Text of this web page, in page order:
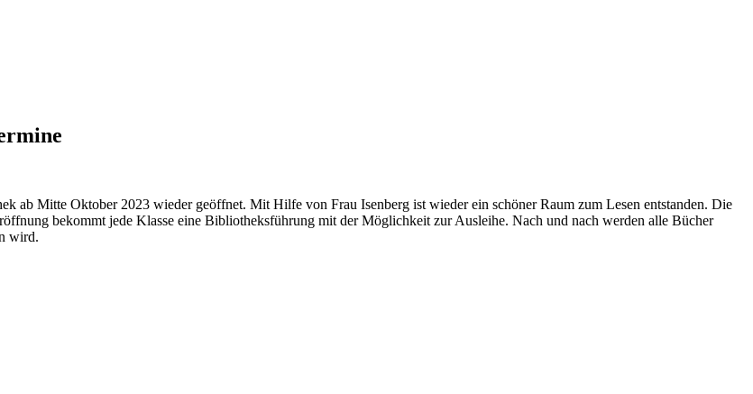
ab Mitte Oktober 2023 wieder geöffnet. Mit Hilfe von Frau Isenberg ist wieder ein schöner Raum zum Lesen entstanden. Die
bekommt jede Klasse eine Bibliotheksführung mit der Möglichkeit zur Ausleihe. Nach und nach werden alle Bücher
wird.